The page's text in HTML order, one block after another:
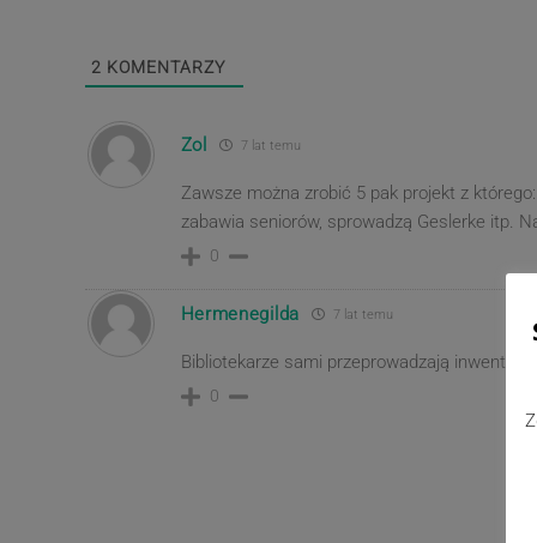
2 KOMENTARZY
Zol 7 lat temu
Zawsze można zrobić 5 pak projekt z
zabawia seniorów, sprowadzą Geslerke itp.
0
Hermenegilda 7 lat temu
Bibliotekarze sami przeprowadzają
0